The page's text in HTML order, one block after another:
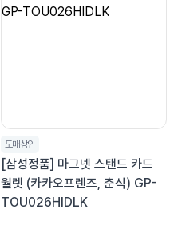
도매상인
[삼성정품] 마그넷 스탠드 카드
월렛 (카카오프렌즈, 춘식) GP-
TOU026HIDLK